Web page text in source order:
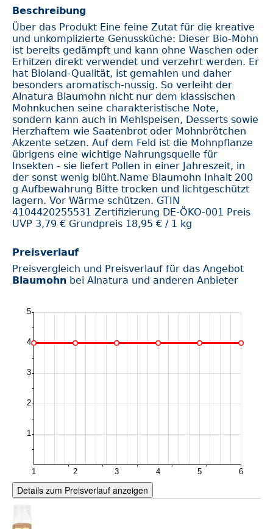
Beschreibung
Über das Produkt Eine feine Zutat für die kreative
und unkomplizierte Genussküche: Dieser Bio-Mohn
ist bereits gedämpft und kann ohne Waschen oder
Erhitzen direkt verwendet und verzehrt werden. Er
hat Bioland-Qualität, ist gemahlen und daher
besonders aromatisch-nussig. So verleiht der
Alnatura Blaumohn nicht nur dem klassischen
Mohnkuchen seine charakteristische Note,
sondern kann auch in Mehlspeisen, Desserts sowie
Herzhaftem wie Saatenbrot oder Mohnbrötchen
Akzente setzen. Auf dem Feld ist die Mohnpflanze
übrigens eine wichtige Nahrungsquelle für
Insekten - sie liefert Pollen in einer Jahreszeit, in
der sonst wenig blüht.Name Blaumohn Inhalt 200
g Aufbewahrung Bitte trocken und lichtgeschützt
lagern. Vor Wärme schützen. GTIN
4104420255531 Zertifizierung DE-ÖKO-001 Preis
UVP 3,79 € Grundpreis 18,95 € / 1 kg
Preisverlauf
Preisvergleich und Preisverlauf für das Angebot
Blaumohn bei Alnatura und anderen Anbieter
Details zum Preisverlauf anzeigen